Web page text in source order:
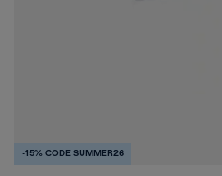
-15% CODE SUMMER26